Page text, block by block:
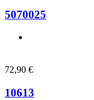
5070025
72,90 €
10613